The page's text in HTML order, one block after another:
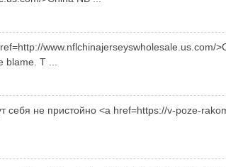
www.nflchinajerseyswholesale.us.com/
T ...
себя не пристойно <a href=https://v-poze-